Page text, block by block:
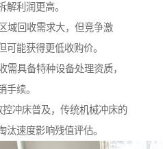
解利润更高。
域回收需求大，但竞争激
可能获得更低收购价。
需具备特种设备处理资质，
手续。
冲床普及，传统机械冲床的
汰速度影响残值评估。